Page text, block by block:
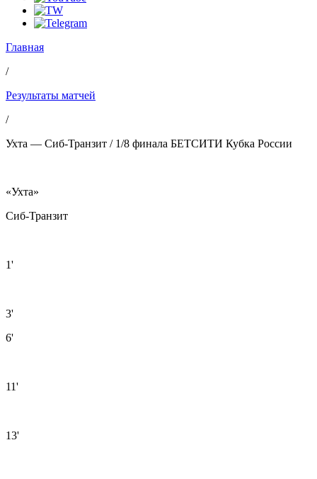
Главная
/
Результаты матчей
/
Ухта — Сиб-Транзит / 1/8 финала БЕТСИТИ Кубка России
«Ухта»
Сиб-Транзит
1'
3'
6'
11'
13'